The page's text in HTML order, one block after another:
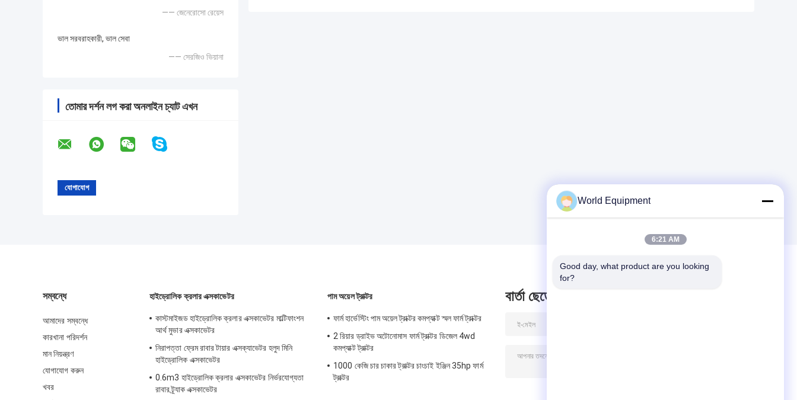
—— জেনেরোসো রেয়েস
ভাল সরবরাহকারী, ভাল সেবা
—— সেরজিও ভিয়ানা
তোমার দর্শন লগ করা অনলাইন চ্যাট এখন
সম্বন্ধে
আমাদের সম্বন্ধে
কারখানা পরিদর্শন
মান নিয়ন্ত্রণ
যোগাযোগ করুন
খবর
হাইড্রোলিক ক্রলার এক্সকাভেটর
কাস্টমাইজড হাইড্রোলিক ক্রলার এক্সকাভেটর মাল্টিফাংশন
আর্থ মুভার এক্সকাভেটর
নিরাপত্তা ফ্রেম রাবার টায়ার এক্সক্যাভেটর হলুদ মিনি
হাইড্রোলিক এক্সকাভেটর
0.6m3 হাইড্রোলিক ক্রলার এক্সকাভেটর নির্ভরযোগ্যতা
রাবার ট্র্যাক এক্সকাভেটর
পাম অয়েল ট্রাক্টর
ফার্ম হার্ভেস্টিং পাম অয়েল ট্রাক্টর কমপ্যাক্ট স্মল ফার্ম ট্রাক্টর
2 রিয়ার ড্রাইভ অটোনোমাস ফার্ম ট্রাক্টর ডিজেল 4wd
কমপ্যাক্ট ট্রাক্টর
1000 কেজি চার চাকার ট্রাক্টর চাংচাই ইঞ্জিন 35hp ফার্ম
ট্রাক্টর
বার্তা ছেড়ে
World Equipment
6:21 AM
Good day, what product are you looking
for?